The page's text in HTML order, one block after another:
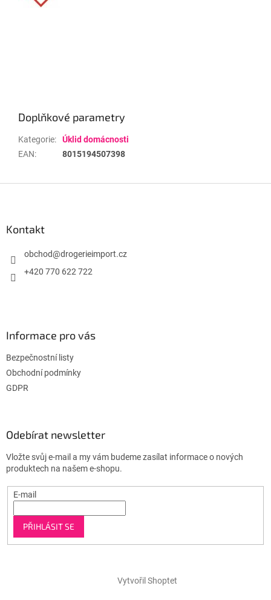
Doplňkové parametry
Kategorie:
Úklid domácnosti
EAN: 8015194507398
Kontakt
obchod@drogerieimport.cz
+420 770 622 722
Informace pro vás
Bezpečnostní listy
Obchodní podmínky
GDPR
Odebírat newsletter
Vložte svůj e-mail a my vám budeme zasílat informace o nových
produktech na našem e-shopu.
E-mail
PŘIHLÁSIT SE
Vytvořil Shoptet